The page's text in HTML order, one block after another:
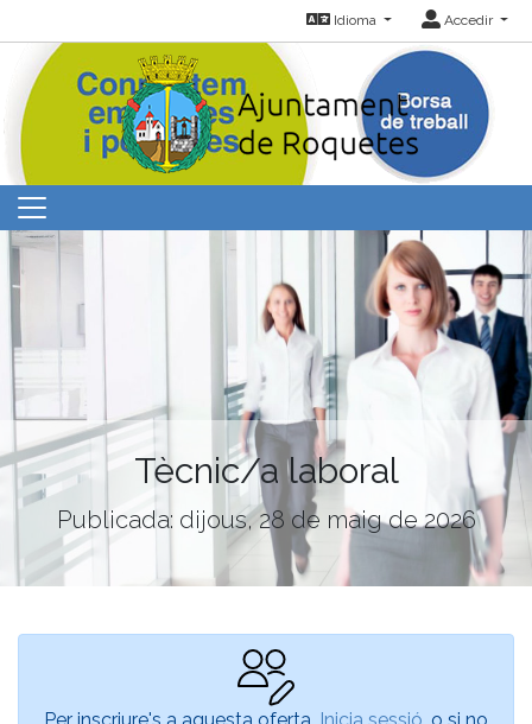
Idioma Accedir
Tècnic/a laboral
Publicada: dijous, 28 de maig de 2026